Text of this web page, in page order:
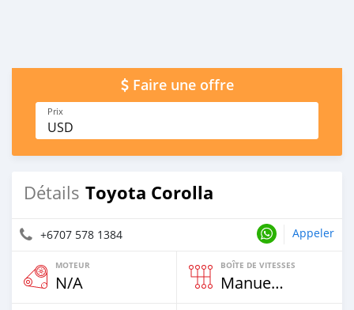
Faire une offre
Prix
USD
Détails Toyota Corolla
+6707 578 1384 Appeler
MOTEUR
N/A
BOÎTE DE VITESSES
Manuelle